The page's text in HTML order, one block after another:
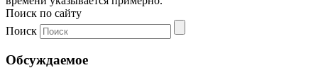
Поиск по сайту
Поиск
Обсуждаемое